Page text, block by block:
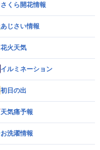
さくら開花情報
あじさい情報
花火天気
イルミネーション
初日の出
天気痛予報
お洗濯情報